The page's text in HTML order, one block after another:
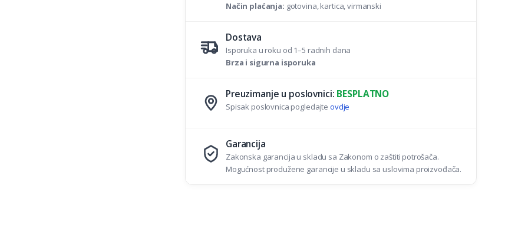
Način plaćanja: gotovina, kartica, virmanski
Dostava
Isporuka u roku od 1–5 radnih dana
Brza i sigurna isporuka
Preuzimanje u poslovnici: BESPLATNO
Spisak poslovnica pogledajte ovdje
Garancija
Zakonska garancija u skladu sa Zakonom o zaštiti potrošača.
Mogućnost produžene garancije u skladu sa uslovima proizvođača.